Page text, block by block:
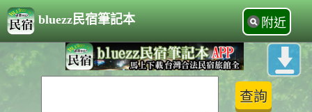
bluezz民宿筆記本 附近